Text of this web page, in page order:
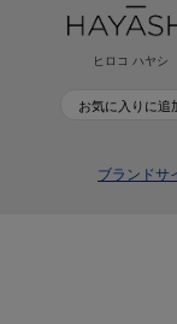
ヒロコ ハヤシ
お気に入りに追
ブランドサ